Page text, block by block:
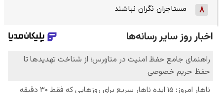
8 مستاجران نگران نباشند